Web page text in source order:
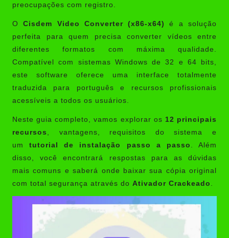
preocupações com registro.
OCisdem Video Converter(x86-x64)
é a solução
perfeita para quem precisa converter vídeos entre
diferentes formatos com máxima qualidade.
Compatível com sistemas Windows de 32 e 64 bits,
este software oferece uma interface totalmente
traduzida para português e recursos profissionais
acessíveis a todos os usuários.
Neste guia completo, vamos explorar os 12 principais
recursos
, vantagens, requisitos do sistema e
umtutorial de instalação passo a passo
. Além
disso, você encontrará respostas para as dúvidas
mais comuns e saberá onde baixar sua cópia original
com total segurança através do Ativador Crackeado